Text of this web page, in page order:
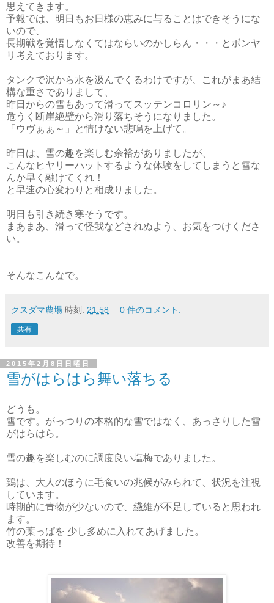
思えてきます。
予報では、明日もお日様の恵みに与ることはできそうにな
いので、
長期戦を覚悟しなくてはならいのかしらん・・・とボンヤ
リ考えております。
タンクで沢から水を汲んでくるわけですが、これがまあ結
構な重さでありまして、
昨日からの雪もあって滑ってスッテンコロリン～♪
危うく断崖絶壁から滑り落ちそうになりました。
「ウヴぁぁ～」と情けない悲鳴を上げて。
昨日は、雪の趣を楽しむ余裕がありましたが、
こんなヒヤリーハットするような体験をしてしまうと雪な
んか早く融けてくれ！
と早速の心変わりと相成りました。
明日も引き続き寒そうです。
まあまあ、滑って怪我などされぬよう、お気をつけくださ
い。
そんなこんなで。
クスダマ農場 時刻: 21:58 0 件のコメント:
共有
2015年2月8日日曜日
雪がはらはら舞い落ちる
どうも。
雪です。がっつりの本格的な雪ではなく、あっさりした雪
がはらはら。
雪の趣を楽しむのに調度良い塩梅でありました。
鶏は、大人のほうに毛食いの兆候がみられて、状況を注視
しています。
時期的に青物が少ないので、繊維が不足していると思われ
ます。
竹の葉っぱを 少し多めに入れてあげました。
改善を期待！